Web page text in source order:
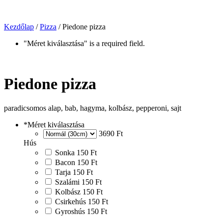
Kezdőlap /Pizza / Piedone pizza
"Méret kiválasztása" is a required field.
Piedone pizza
paradicsomos alap, bab, hagyma, kolbász, pepperoni, sajt
*Méret kiválasztása
3690 Ft
Hús
Sonka 150 Ft
Bacon 150 Ft
Tarja 150 Ft
Szalámi 150 Ft
Kolbász 150 Ft
Csirkehús 150 Ft
Gyroshús 150 Ft